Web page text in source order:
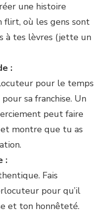
une histoire
flirt, où les gens sont
à tes lèvres (jette un
:
pour le temps
pour sa franchise. Un
peut faire
montre que tu as
:
Fais
pour qu’il
et ton honnêteté.